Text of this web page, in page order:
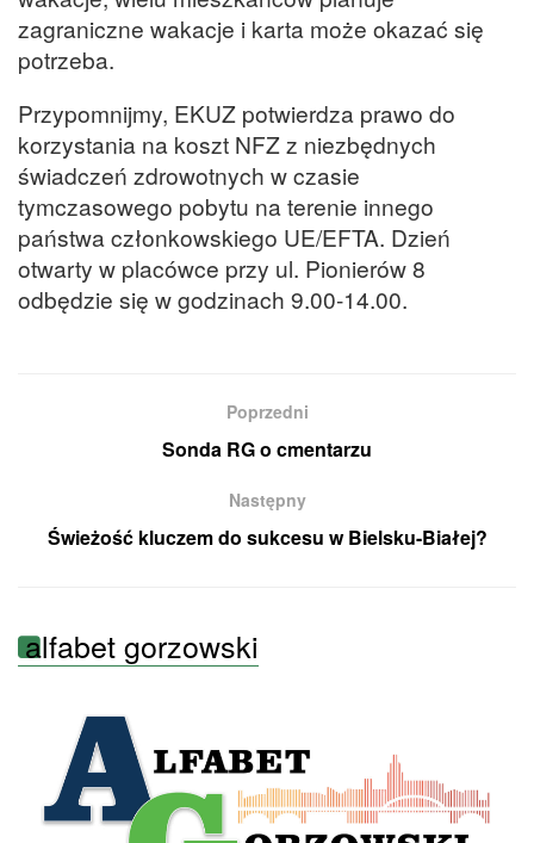
zagraniczne wakacje i karta może okazać się
potrzeba.
Przypomnijmy, EKUZ potwierdza prawo do
korzystania na koszt NFZ z niezbędnych
świadczeń zdrowotnych w czasie
tymczasowego pobytu na terenie innego
państwa członkowskiego UE/EFTA. Dzień
otwarty w placówce przy ul. Pionierów 8
odbędzie się w godzinach 9.00-14.00.
Poprzedni
Sonda RG o cmentarzu
Następny
Świeżość kluczem do sukcesu w Bielsku-Białej?
alfabet gorzowski